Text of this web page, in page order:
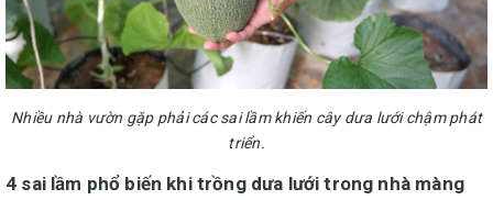
Nhiều nhà vườn gặp phải các sai lầm khiến cây dưa lưới chậm phát
triển.
4 sai lầm phổ biến khi trồng dưa lưới trong nhà màng